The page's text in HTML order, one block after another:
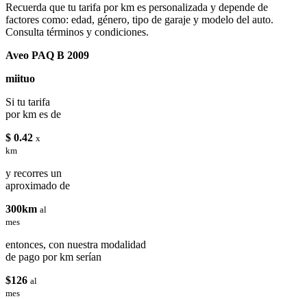
Recuerda que tu tarifa por km es personalizada y depende de
factores como: edad, género, tipo de garaje y modelo del auto.
Consulta términos y condiciones.
Aveo PAQ B 2009
miituo
Si tu tarifa
por km es de
$ 0.42 x
km
y recorres un
aproximado de
300km al
mes
entonces, con nuestra modalidad
de pago por km serían
$126 al
mes